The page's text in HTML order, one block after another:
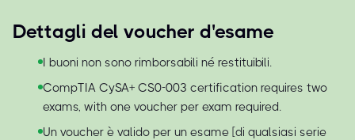
Dettagli del voucher d'esame
I buoni non sono rimborsabili né restituibili.
CompTIA CySA+ CS0-003 certification requires two
exams, with one voucher per exam required.
Un voucher è valido per un esame [di qualsiasi serie